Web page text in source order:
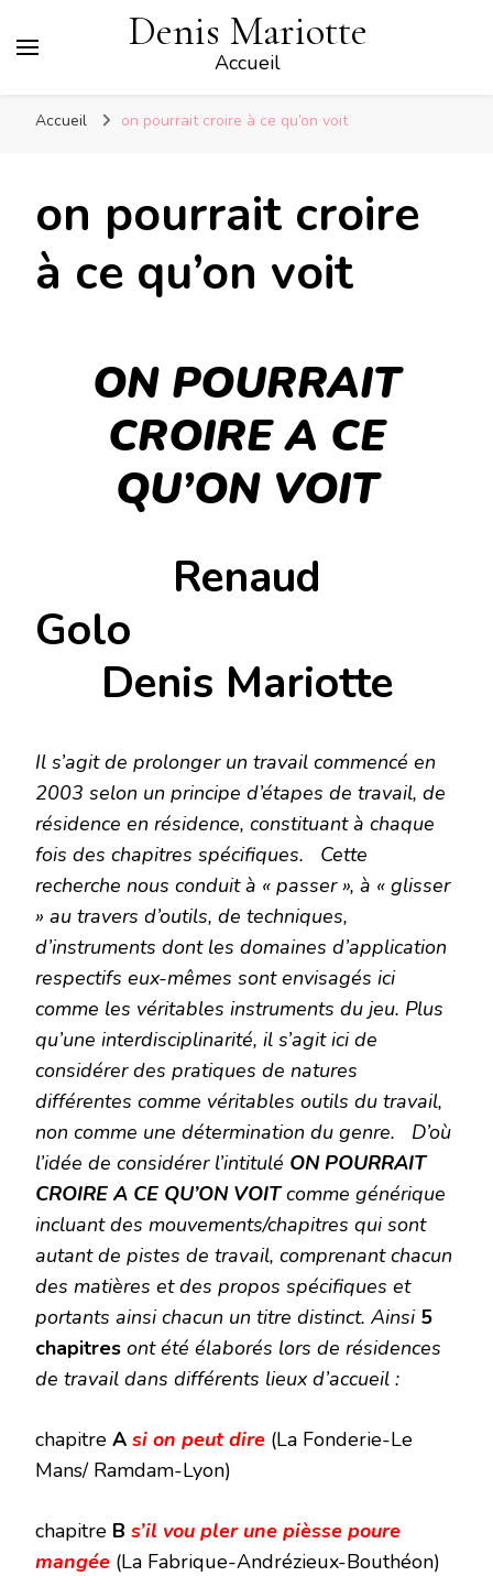
Denis Mariotte
Accueil
Accueil on pourrait croire à ce qu’on voit
on pourrait croire
à ce qu’on voit
ON POURRAIT
CROIRE A CE
QU’ON VOIT
Renaud
Golo
Denis Mariotte
Il s’agit de prolonger un travail commencé en
2003 selon un principe d’étapes de travail, de
résidence en résidence, constituant à chaque
fois des chapitres spécifiques.
Cette
recherche nous conduit à « passer », à « glisser
» au travers d’outils, de techniques,
d’instruments dont les domaines d’application
respectifs eux-mêmes sont envisagés ici
comme les véritables instruments du jeu. Plus
qu’une interdisciplinarité, il s’agit ici de
considérer des pratiques de natures
différentes comme véritables outils du travail,
non comme une détermination du genre.
D’où
l’idée de considérer l’intitulé ON POURRAIT
CROIRE A CE QU’ON VOITcomme générique
incluant des mouvements/chapitres qui sont
autant de pistes de travail, comprenant chacun
des matières et des propos spécifiques et
portants ainsi chacun un titre distinct. Ainsi 5
chapitres ont été élaborés lors de résidences
de travail dans différents lieux d’accueil :
chapitre A si on peut dire (La Fonderie-Le
Mans/ Ramdam-Lyon)
chapitre B s’il vou pler une pièsse poure
mangée (La Fabrique-Andrézieux-Bouthéon)